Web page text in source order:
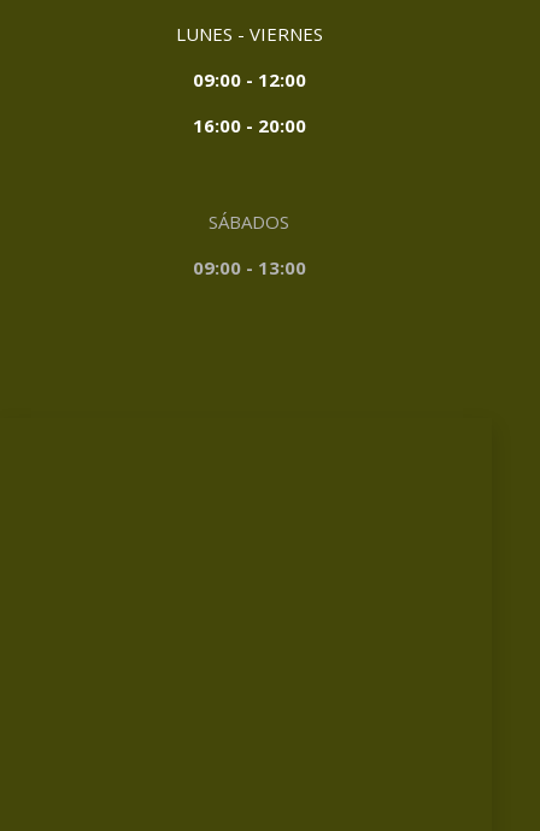
LUNES - VIERNES
09:00 - 12:00
16:00 - 20:00
SÁBADOS
09:00 - 13:00